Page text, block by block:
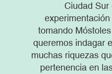
Ciudad Sur
tomando
queremos indagar
muchas riquezas
pertenencia en